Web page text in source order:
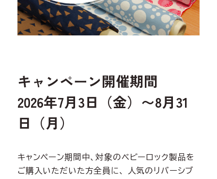
キャンペーン開催期間
2026年7月3日（金）〜8月31
日（月）
キャンペーン期間中、対象のベビーロック製品を
ご購入いただいた方全員に、 人気のリバーシブ